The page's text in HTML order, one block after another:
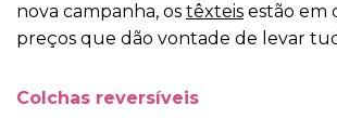
nova campanha, os têxteis estão em
preços que dão vontade de levar
Colchas reversíveis